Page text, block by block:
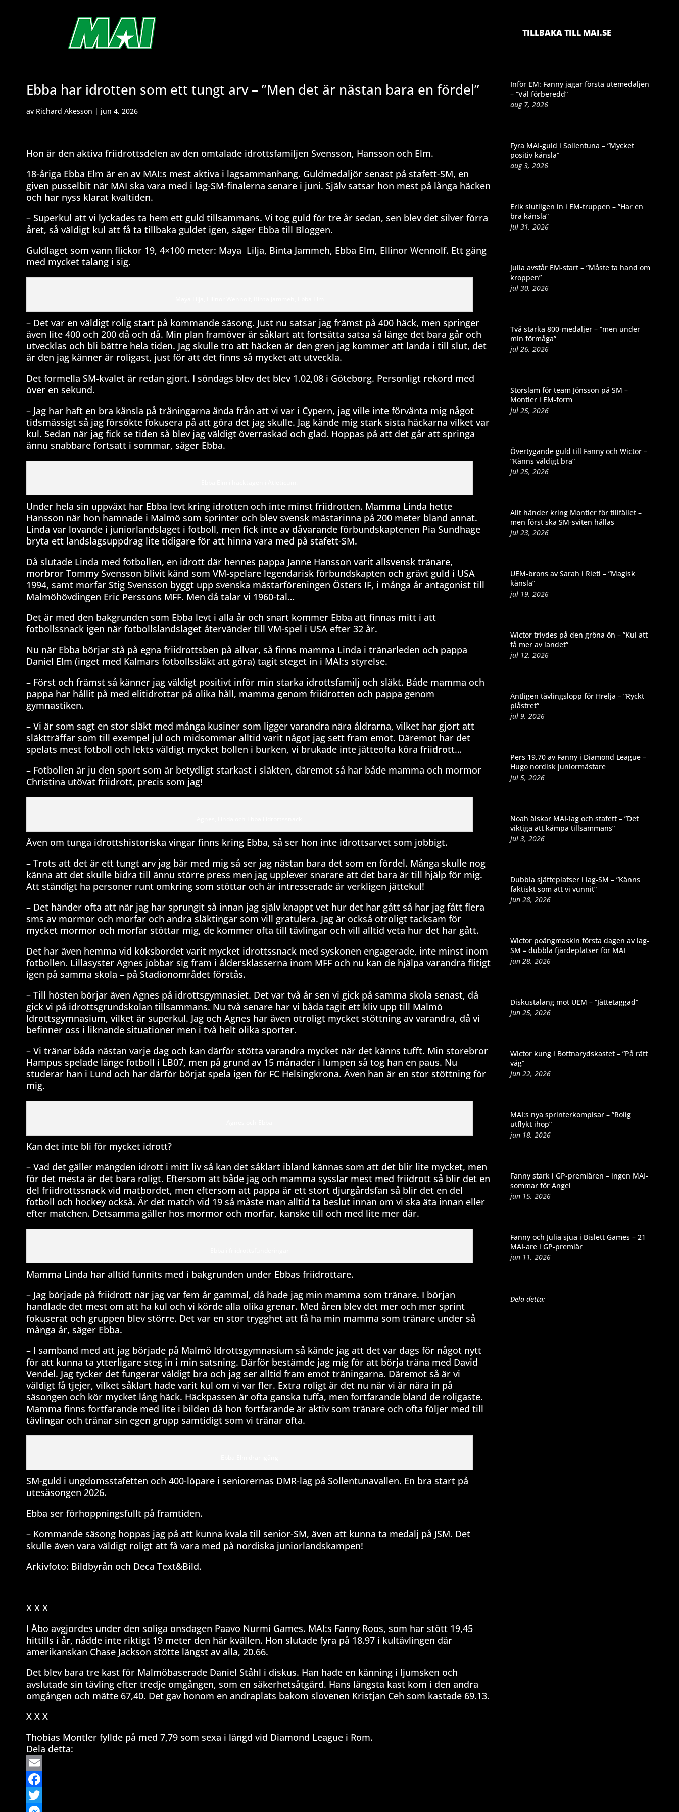
TILLBAKA TILL MAI.SE
Ebba har idrotten som ett tungt arv – ”Men det är nästan bara en fördel”
av Richard Åkesson | jun 4, 2026
Hon är den aktiva friidrottsdelen av den omtalade idrottsfamiljen Svensson, Hansson och Elm.
18-åriga Ebba Elm är en av MAI:s mest aktiva i lagsammanhang. Guldmedaljör senast på stafett-SM, en
given pusselbit när MAI ska vara med i lag-SM-finalerna senare i juni. Själv satsar hon mest på långa häcken
och har nyss klarat kvaltiden.
– Superkul att vi lyckades ta hem ett guld tillsammans. Vi tog guld för tre år sedan, sen blev det silver förra
året, så väldigt kul att få ta tillbaka guldet igen, säger Ebba till Bloggen.
Guldlaget som vann flickor 19, 4×100 meter: Maya Lilja, Binta Jammeh, Ebba Elm, Ellinor Wennolf. Ett gäng
med mycket talang i sig.
– Det var en väldigt rolig start på kommande säsong. Just nu satsar jag främst på 400 häck, men springer
även lite 400 och 200 då och då. Min plan framöver är såklart att fortsätta satsa så länge det bara går och
utvecklas och bli bättre hela tiden. Jag skulle tro att häcken är den gren jag kommer att landa i till slut, det
är den jag känner är roligast, just för att det finns så mycket att utveckla.
Det formella SM-kvalet är redan gjort. I söndags blev det blev 1.02,08 i Göteborg. Personligt rekord med
över en sekund.
– Jag har haft en bra känsla på träningarna ända från att vi var i Cypern, jag ville inte förvänta mig något
tidsmässigt så jag försökte fokusera på att göra det jag skulle. Jag kände mig stark sista häckarna vilket var
kul. Sedan när jag fick se tiden så blev jag väldigt överraskad och glad. Hoppas på att det går att springa
ännu snabbare fortsatt i sommar, säger Ebba.
Under hela sin uppväxt har Ebba levt kring idrotten och inte minst friidrotten. Mamma Linda hette
Hansson när hon hamnade i Malmö som sprinter och blev svensk mästarinna på 200 meter bland annat.
Linda var lovande i juniorlandslaget i fotboll, men fick inte av dåvarande förbundskaptenen Pia Sundhage
bryta ett landslagsuppdrag lite tidigare för att hinna vara med på stafett-SM.
Då slutade Linda med fotbollen, en idrott där hennes pappa Janne Hansson varit allsvensk tränare,
morbror Tommy Svensson blivit känd som VM-spelare legendarisk förbundskapten och grävt guld i USA
1994, samt morfar Stig Svensson byggt upp svenska mästarföreningen Östers IF, i många år antagonist till
Malmöhövdingen Eric Perssons MFF. Men då talar vi 1960-tal…
Det är med den bakgrunden som Ebba levt i alla år och snart kommer Ebba att finnas mitt i att
fotbollssnack igen när fotbollslandslaget återvänder till VM-spel i USA efter 32 år.
Nu när Ebba börjar stå på egna friidrottsben på allvar, så finns mamma Linda i tränarleden och pappa
Daniel Elm (inget med Kalmars fotbollssläkt att göra) tagit steget in i MAI:s styrelse.
– Först och främst så känner jag väldigt positivt inför min starka idrottsfamilj och släkt. Både mamma och
pappa har hållit på med elitidrottar på olika håll, mamma genom friidrotten och pappa genom
gymnastiken.
– Vi är som sagt en stor släkt med många kusiner som ligger varandra nära åldrarna, vilket har gjort att
släktträffar som till exempel jul och midsommar alltid varit något jag sett fram emot. Däremot har det
spelats mest fotboll och lekts väldigt mycket bollen i burken, vi brukade inte jätteofta köra friidrott…
– Fotbollen är ju den sport som är betydligt starkast i släkten, däremot så har både mamma och mormor
Christina utövat friidrott, precis som jag!
Även om tunga idrottshistoriska vingar finns kring Ebba, så ser hon inte idrottsarvet som jobbigt.
– Trots att det är ett tungt arv jag bär med mig så ser jag nästan bara det som en fördel. Många skulle nog
känna att det skulle bidra till ännu större press men jag upplever snarare att det bara är till hjälp för mig.
Att ständigt ha personer runt omkring som stöttar och är intresserade är verkligen jättekul!
– Det händer ofta att när jag har sprungit så innan jag själv knappt vet hur det har gått så har jag fått flera
sms av mormor och morfar och andra släktingar som vill gratulera. Jag är också otroligt tacksam för
mycket mormor och morfar stöttar mig, de kommer ofta till tävlingar och vill alltid veta hur det har gått.
Det har även hemma vid köksbordet varit mycket idrottssnack med syskonen engagerade, inte minst inom
fotbollen. Lillasyster Agnes jobbar sig fram i åldersklasserna inom MFF och nu kan de hjälpa varandra flitigt
igen på samma skola – på Stadionområdet förstås.
– Till hösten börjar även Agnes på idrottsgymnasiet. Det var två år sen vi gick på samma skola senast, då
gick vi på idrottsgrundskolan tillsammans. Nu två senare har vi båda tagit ett kliv upp till Malmö
Idrottsgymnasium, vilket är superkul. Jag och Agnes har även otroligt mycket stöttning av varandra, då vi
befinner oss i liknande situationer men i två helt olika sporter.
– Vi tränar båda nästan varje dag och kan därför stötta varandra mycket när det känns tufft. Min storebror
Hampus spelade länge fotboll i LB07, men på grund av 15 månader i lumpen så tog han en paus. Nu
studerar han i Lund och har därför börjat spela igen för FC Helsingkrona. Även han är en stor stöttning för
mig.
Kan det inte bli för mycket idrott?
– Vad det gäller mängden idrott i mitt liv så kan det såklart ibland kännas som att det blir lite mycket, men
för det mesta är det bara roligt. Eftersom att både jag och mamma sysslar mest med friidrott så blir det en
del friidrottssnack vid matbordet, men eftersom att pappa är ett stort djurgårdsfan så blir det en del
fotboll och hockey också. Är det match vid 19 så måste man alltid ta beslut innan om vi ska äta innan eller
efter matchen. Detsamma gäller hos mormor och morfar, kanske till och med lite mer där.
Mamma Linda har alltid funnits med i bakgrunden under Ebbas friidrottare.
– Jag började på friidrott när jag var fem år gammal, då hade jag min mamma som tränare. I början
handlade det mest om att ha kul och vi körde alla olika grenar. Med åren blev det mer och mer sprint
fokuserat och gruppen blev större. Det var en stor trygghet att få ha min mamma som tränare under så
många år, säger Ebba.
– I samband med att jag började på Malmö Idrottsgymnasium så kände jag att det var dags för något nytt
för att kunna ta ytterligare steg in i min satsning. Därför bestämde jag mig för att börja träna med David
Vendel. Jag tycker det fungerar väldigt bra och jag ser alltid fram emot träningarna. Däremot så är vi
väldigt få tjejer, vilket såklart hade varit kul om vi var fler. Extra roligt är det nu när vi är nära in på
säsongen och kör mycket lång häck. Häckpassen är ofta ganska tuffa, men fortfarande bland de roligaste.
Mamma finns fortfarande med lite i bilden då hon fortfarande är aktiv som tränare och ofta följer med till
tävlingar och tränar sin egen grupp samtidigt som vi tränar ofta.
SM-guld i ungdomsstafetten och 400-löpare i seniorernas DMR-lag på Sollentunavallen. En bra start på
utesäsongen 2026.
Ebba ser förhoppningsfullt på framtiden.
– Kommande säsong hoppas jag på att kunna kvala till senior-SM, även att kunna ta medalj på JSM. Det
skulle även vara väldigt roligt att få vara med på nordiska juniorlandskampen!
Arkivfoto: Bildbyrån och Deca Text&Bild.
X X X
I Åbo avgjordes under den soliga onsdagen Paavo Nurmi Games. MAI:s Fanny Roos, som har stött 19,45
hittills i år, nådde inte riktigt 19 meter den här kvällen. Hon slutade fyra på 18.97 i kultävlingen där
amerikanskan Chase Jackson stötte längst av alla, 20.66.
Det blev bara tre kast för Malmöbaserade Daniel Ståhl i diskus. Han hade en känning i ljumsken och
avslutade sin tävling efter tredje omgången, som en säkerhetsåtgärd. Hans längsta kast kom i den andra
omgången och mätte 67,40. Det gav honom en andraplats bakom slovenen Kristjan Ceh som kastade 69.13.
X X X
Thobias Montler fyllde på med 7,79 som sexa i längd vid Diamond League i Rom.
Dela detta:
Email
Facebook
Inför EM: Fanny jagar första utemedaljen
– ”Väl förberedd”
aug 7, 2026
Fyra MAI-guld i Sollentuna – ”Mycket
positiv känsla”
aug 3, 2026
Erik slutligen in i EM-truppen – ”Har en
bra känsla”
jul 31, 2026
Julia avstår EM-start – ”Måste ta hand om
kroppen”
jul 30, 2026
Två starka 800-medaljer – ”men under
min förmåga”
jul 26, 2026
Storslam för team Jönsson på SM –
Montler i EM-form
jul 25, 2026
Övertygande guld till Fanny och Wictor –
”Känns väldigt bra”
jul 25, 2026
Allt händer kring Montler för tillfället –
men först ska SM-sviten hållas
jul 23, 2026
UEM-brons av Sarah i Rieti – ”Magisk
känsla”
jul 19, 2026
Wictor trivdes på den gröna ön – ”Kul att
få mer av landet”
jul 12, 2026
Äntligen tävlingslopp för Hrelja – ”Ryckt
plåstret”
jul 9, 2026
Pers 19,70 av Fanny i Diamond League –
Hugo nordisk juniormästare
jul 5, 2026
Noah älskar MAI-lag och stafett – ”Det
viktiga att kämpa tillsammans”
jul 3, 2026
Dubbla sjätteplatser i lag-SM – ”Känns
faktiskt som att vi vunnit”
jun 28, 2026
Wictor poängmaskin första dagen av lag-
SM – dubbla fjärdeplatser för MAI
jun 28, 2026
Diskustalang mot UEM – ”Jättetaggad”
jun 25, 2026
Wictor kung i Bottnarydskastet – ”På rätt
väg”
jun 22, 2026
MAI:s nya sprinterkompisar – ”Rolig
utflykt ihop”
jun 18, 2026
Fanny stark i GP-premiären – ingen MAI-
sommar för Angel
jun 15, 2026
Fanny och Julia sjua i Bislett Games – 21
MAI-are i GP-premiär
jun 11, 2026
Dela detta: